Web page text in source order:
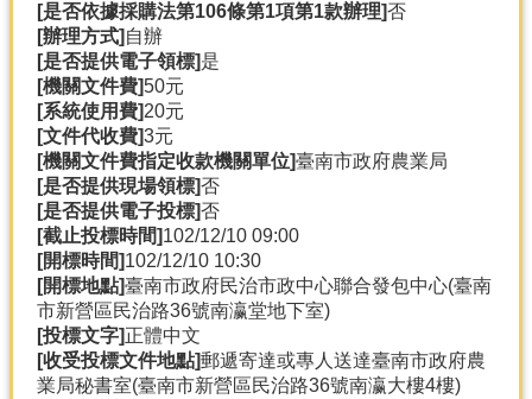
[是否依據採購法第106條第1項第1款辦理]否
[辦理方式] 自辦
[是否提供電子領標]是
[機關文件費]50元
[系統使用費]20元
[文件代收費]3元
[機關文件費指定收款機關單位]臺南市政府農業局
[是否提供現場領標]否
[是否提供電子投標]否
[截止投標時間]102/12/10 09:00
[開標時間]102/12/10 10:30
[開標地點]臺南市政府民治市政中心聯合發包中心(臺南
市新營區民治路36號南瀛堂地下室)
[投標文字]正體中文
[收受投標文件地點]郵遞寄達或專人送達臺南市政府農
業局秘書室(臺南市新營區民治路36號南瀛大樓4樓)